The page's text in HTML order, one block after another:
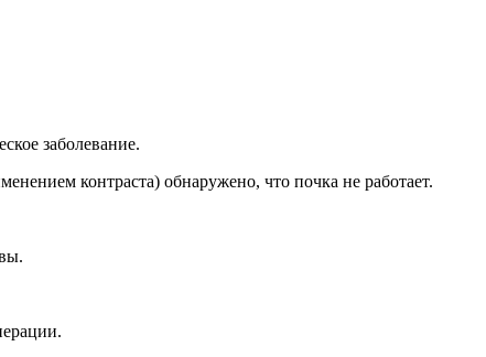
заболевание.
контраста) обнаружено, что почка не работает.